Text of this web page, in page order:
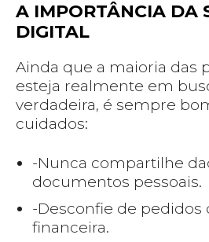
A IMPORTÂNCIA DA
DIGITAL
Ainda que a maioria das
esteja realmente em
verdadeira, é sempre
cuidados:
-Nunca compartilhe
documentos pessoais.
-Desconfie de pedidos
financeira.